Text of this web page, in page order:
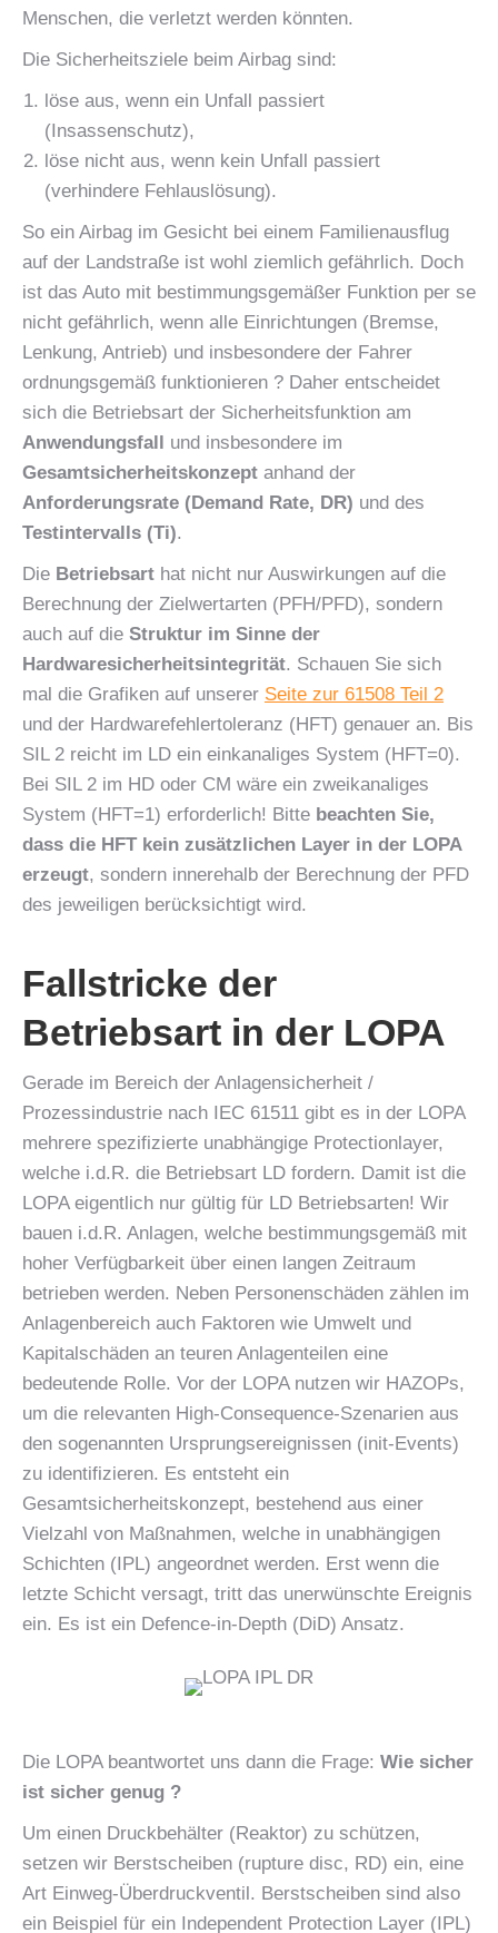
Menschen, die verletzt werden könnten.
Die Sicherheitsziele beim Airbag sind:
löse aus, wenn ein Unfall passiert
(Insassenschutz),
löse nicht aus, wenn kein Unfall passiert
(verhindere Fehlauslösung).
So ein Airbag im Gesicht bei einem Familienausflug
auf der Landstraße ist wohl ziemlich gefährlich. Doch
ist das Auto mit bestimmungsgemäßer Funktion per se
nicht gefährlich, wenn alle Einrichtungen (Bremse,
Lenkung, Antrieb) und insbesondere der Fahrer
ordnungsgemäß funktionieren ? Daher entscheidet
sich die Betriebsart der Sicherheitsfunktion am
Anwendungsfall und insbesondere im
Gesamtsicherheitskonzept anhand der
Anforderungsrate (Demand Rate, DR) und des
Testintervalls (Ti).
Die Betriebsart hat nicht nur Auswirkungen auf die
Berechnung der Zielwertarten (PFH/PFD), sondern
auch auf die Struktur im Sinne der
Hardwaresicherheitsintegrität. Schauen Sie sich
mal die Grafiken auf unserer Seite zur 61508 Teil 2
und der Hardwarefehlertoleranz (HFT) genauer an. Bis
SIL 2 reicht im LD ein einkanaliges System (HFT=0).
Bei SIL 2 im HD oder CM wäre ein zweikanaliges
System (HFT=1) erforderlich! Bitte beachten Sie,
dass die HFT kein zusätzlichen Layer in der LOPA
erzeugt, sondern innerehalb der Berechnung der PFD
des jeweiligen berücksichtigt wird.
Fallstricke der
Betriebsart in der LOPA
Gerade im Bereich der Anlagensicherheit /
Prozessindustrie nach IEC 61511 gibt es in der LOPA
mehrere spezifizierte unabhängige Protectionlayer,
welche i.d.R. die Betriebsart LD fordern. Damit ist die
LOPA eigentlich nur gültig für LD Betriebsarten! Wir
bauen i.d.R. Anlagen, welche bestimmungsgemäß mit
hoher Verfügbarkeit über einen langen Zeitraum
betrieben werden. Neben Personenschäden zählen im
Anlagenbereich auch Faktoren wie Umwelt und
Kapitalschäden an teuren Anlagenteilen eine
bedeutende Rolle. Vor der LOPA nutzen wir HAZOPs,
um die relevanten High-Consequence-Szenarien aus
den sogenannten Ursprungsereignissen (init-Events)
zu identifizieren. Es entsteht ein
Gesamtsicherheitskonzept, bestehend aus einer
Vielzahl von Maßnahmen, welche in unabhängigen
Schichten (IPL) angeordnet werden. Erst wenn die
letzte Schicht versagt, tritt das unerwünschte Ereignis
ein. Es ist ein Defence-in-Depth (DiD) Ansatz.
Die LOPA beantwortet uns dann die Frage: Wie sicher
ist sicher genug ?
Um einen Druckbehälter (Reaktor) zu schützen,
setzen wir Berstscheiben (rupture disc, RD) ein, eine
Art Einweg-Überdruckventil. Berstscheiben sind also
ein Beispiel für ein Independent Protection Layer (IPL)